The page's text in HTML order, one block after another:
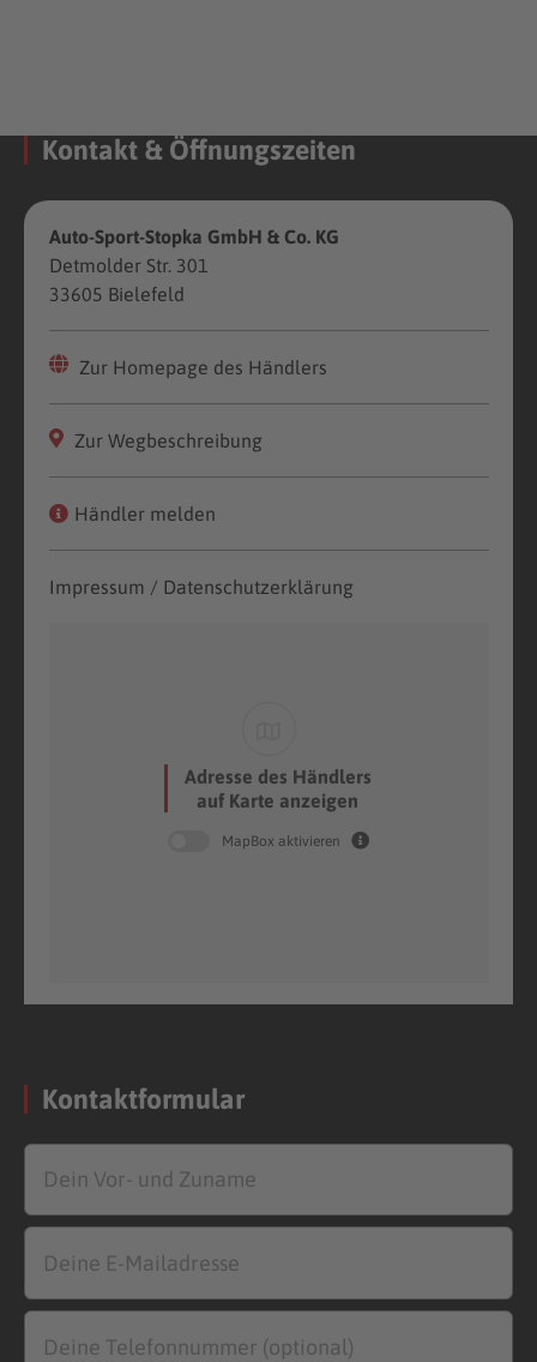
Kontakt & Öffnungszeiten
Auto-Sport-Stopka GmbH & Co. KG
Detmolder Str. 301
33605 Bielefeld
Zur Homepage des Händlers
Zur Wegbeschreibung
Händler melden
Impressum / Datenschutzerklärung
Adresse des Händlers
auf Karte anzeigen
MapBox aktivieren
Kontaktformular